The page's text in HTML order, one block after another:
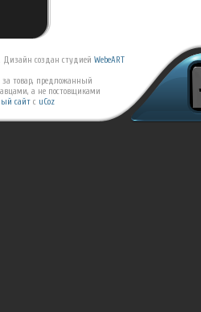
создан студией WebeART
за товар, предложанный
а не постовщиками
сайт с uCoz